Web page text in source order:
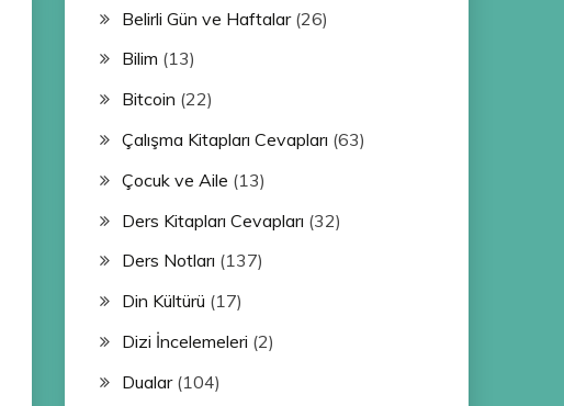
Belirli Gün ve Haftalar(26)
Bilim (13)
Bitcoin (22)
Çalışma Kitapları Cevapları (63)
Çocuk ve Aile (13)
Ders Kitapları Cevapları (32)
Ders Notları (137)
Din Kültürü (17)
Dizi İncelemeleri (2)
Dualar(104)